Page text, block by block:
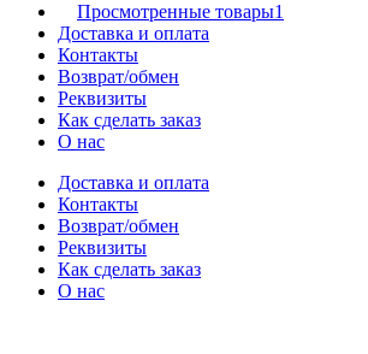
Просмотренные товары1
Доставка и оплата
Контакты
Возврат/обмен
Реквизиты
Как сделать заказ
О нас
Доставка и оплата
Контакты
Возврат/обмен
Реквизиты
Как сделать заказ
О нас